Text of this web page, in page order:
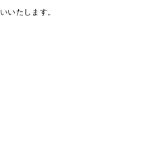
いいたします。